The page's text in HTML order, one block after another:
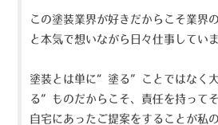
この塗装業界が好きだからこそ業界
と本気で想いながら日々仕事していま
塗装とは単に“塗る”ことではなく
る”ものだからこそ、責任を持って
自宅にあったご提案をすることが私